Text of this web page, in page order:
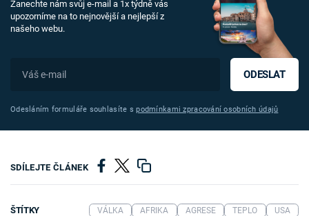
Zanechte nám svůj e-mail a 1x týdně vás
upozorníme na to nejnovější a nejlepší z
našeho webu.
ODESLAT
Odesláním formuláře souhlasíte spodmínkami zpracování osobních údajů
SDÍLEJTE ČLÁNEK
ŠTÍTKY VÁLKA AFRIKA AGRESE TEPLO
USA